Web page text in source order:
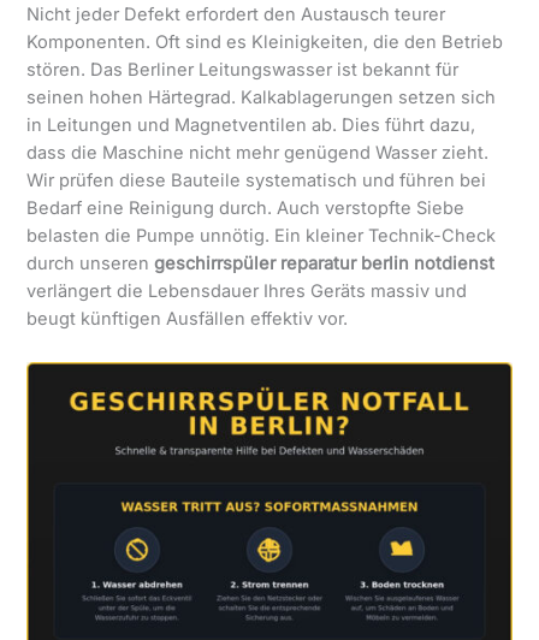
Nicht jeder Defekt erfordert den Austausch teurer
Komponenten. Oft sind es Kleinigkeiten, die den Betrieb
stören. Das Berliner Leitungswasser ist bekannt für
seinen hohen Härtegrad. Kalkablagerungen setzen sich
in Leitungen und Magnetventilen ab. Dies führt dazu,
dass die Maschine nicht mehr genügend Wasser zieht.
Wir prüfen diese Bauteile systematisch und führen bei
Bedarf eine Reinigung durch. Auch verstopfte Siebe
belasten die Pumpe unnötig. Ein kleiner Technik-Check
durch unserengeschirrspüler reparatur berlin notdienst
verlängert die Lebensdauer Ihres Geräts massiv und
beugt künftigen Ausfällen effektiv vor.